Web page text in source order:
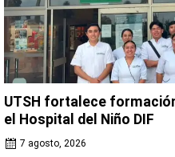
UTSH fortalece
el Hospital del Niño DIF
7 agosto, 2026